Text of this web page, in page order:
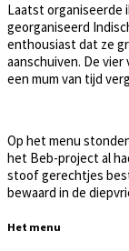
Laatst organiseerde
georganiseerd
enthousiast dat ze
aanschuiven. De
een mum van tijd
Op het menu
het Beb-project al
stoof gerechtjes
bewaard in de
Het menu